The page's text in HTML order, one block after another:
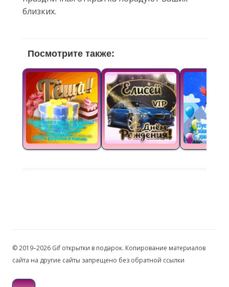
близких.
Посмотрите также:
© 2019–2026 Gif открытки в подарок. Копирование материалов
сайта на другие сайты запрещено без обратной ссылки